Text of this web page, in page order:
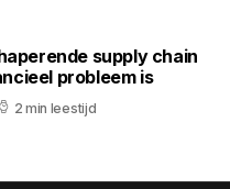
supply chain
probleem is
2 min leestijd